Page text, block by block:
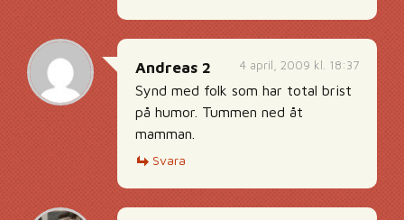
4 april, 2009 kl. 18:37
Andreas 2
Synd med folk som har total brist
på humor. Tummen ned åt
mamman.
Svara